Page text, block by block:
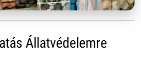
Állatvédelemre